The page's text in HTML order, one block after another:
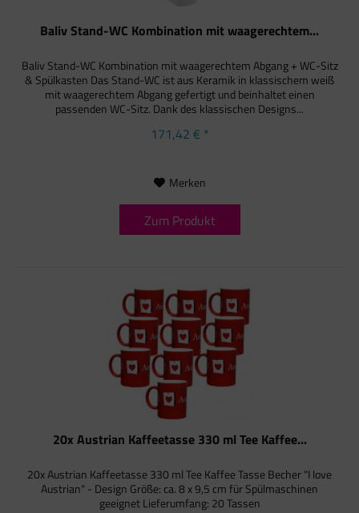
Baliv Stand-WC Kombination mit waagerechtem...
Baliv Stand-WC Kombination mit waagerechtem Abgang + WC-Sitz
& Spülkasten Das Stand-WC ist aus Keramik in klassischem weiß
mit waagerechtem Abgang gefertigt und beinhaltet einen
passenden WC-Sitz. Dank des klassischen Designs...
171,42 € *
Merken
Zum Produkt
20x Austrian Kaffeetasse 330 ml Tee Kaffee...
20x Austrian Kaffeetasse 330 ml Tee Kaffee Tasse Becher "I love
Austrian" - Design Größe: ca. 8 x 9,5 cm für Spülmaschinen
geeignet Lieferumfang: 20 Tassen